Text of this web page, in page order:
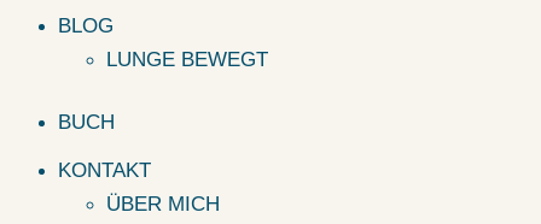
BLOG
LUNGE BEWEGT
BUCH
KONTAKT
ÜBER MICH